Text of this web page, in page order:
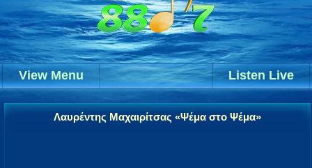
Listen Live
View Menu
Λαυρέντης Μαχαιρίτσας «Ψέμα στο Ψέμα»